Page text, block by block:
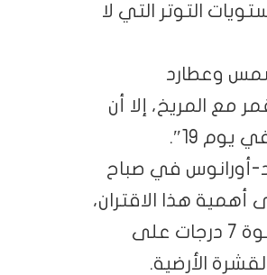
التوتر التي لا
الشمس وعطارد
مع المريخ، إلا أن
19″.
أورانوس في صباح
أهمية هذا الاقتران،
ومشيراً بالقول: “في أسوأ السيناريوهات، يمكننا أن نرى زلزالا بقوة 7 درجات على
الأرضية.